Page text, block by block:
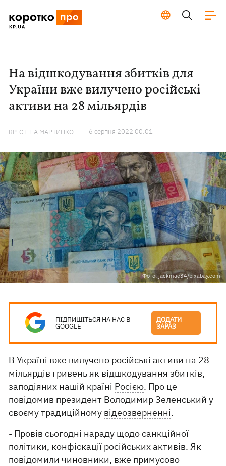
На відшкодування збитків для
України вже вилучено російські
активи на 28 мільярдів
КРІСТІНА МАРТИНКО 6 серпня 2022 00:01
Фото: jackmac34/pixabay.com
ПІДПИШІТЬСЯ НА НАС В
GOOGLE
ДОДАТИ
ЗАРАЗ
В Україні вже вилучено російські активи на 28
мільярдів гривень як відшкодування збитків,
заподіяних нашій країні Росією. Про це
повідомив президент Володимир Зеленський у
своєму традиційному відеозверненні.
- Провів сьогодні нараду щодо санкційної
політики, конфіскації російських активів. Як
повідомили чиновники, вже примусово